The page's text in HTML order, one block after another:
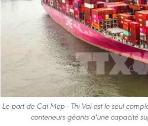
Le port de Cai Mep - Thi Vai est le seul
conteneurs géants d'une capacité